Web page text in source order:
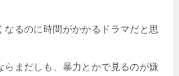
なるのに時間がかかるドラマだと思
らまだしも、暴力とかで見るのが嫌